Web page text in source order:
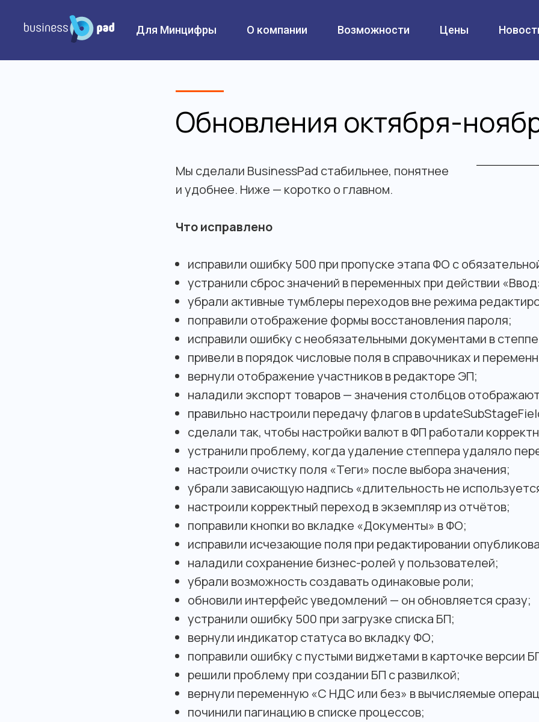
Для Минцифры О компании Возможности Цены
Обновления октября-
Мы сделали BusinessPad стабильнее, понятнее
и удобнее. Ниже — коротко о главном.
Что исправлено
исправили ошибку 500 при пропуске этапа ФО с
устранили сброс значений в переменных при действии
убрали активные тумблеры переходов вне режима
поправили отображение формы восстановления пароля;
исправили ошибку с необязательными документами в
привели в порядок числовые поля в справочниках и
вернули отображение участников в редакторе ЭП;
наладили экспорт товаров — значения столбцов
правильно настроили передачу флагов в
сделали так, чтобы настройки валют в ФП работали
устранили проблему, когда удаление степпера удаляло
настроили очистку поля «Теги» после выбора значения;
убрали зависающую надпись «длительность не
настроили корректный переход в экземпляр из отчётов;
поправили кнопки во вкладке «Документы» в ФО;
исправили исчезающие поля при редактировании
наладили сохранение бизнес-ролей у пользователей;
убрали возможность создавать одинаковые роли;
обновили интерфейс уведомлений — он обновляется сразу;
устранили ошибку 500 при загрузке списка БП;
вернули индикатор статуса во вкладку ФО;
поправили ошибку с пустыми виджетами в карточке версии
решили проблему при создании БП с развилкой;
вернули переменную «С НДС или без» в вычисляемые
починили пагинацию в списке процессов;